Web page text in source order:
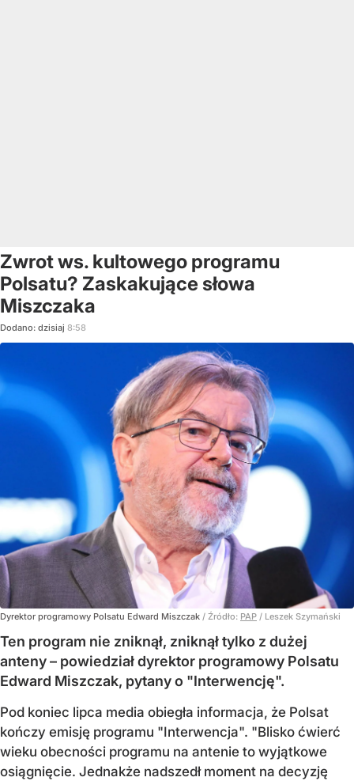
Zwrot ws. kultowego programu
Polsatu? Zaskakujące słowa
Miszczaka
Dodano: dzisiaj 8:58
Dyrektor programowy Polsatu Edward Miszczak / Źródło: PAP / Leszek Szymański
Ten program nie zniknął, zniknął tylko z dużej
anteny – powiedział dyrektor programowy Polsatu
Edward Miszczak, pytany o "Interwencję".
Pod koniec lipca media obiegła informacja, że Polsat
kończy emisję programu "Interwencja". "Blisko ćwierć
wieku obecności programu na antenie to wyjątkowe
osiągnięcie. Jednakże nadszedł moment na decyzję